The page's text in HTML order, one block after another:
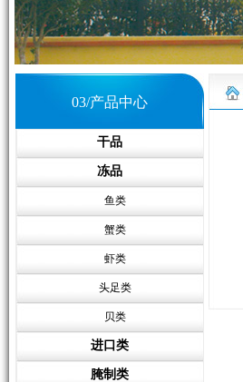
03/产品中心
干品
冻品
鱼类
蟹类
虾类
头足类
贝类
进口类
腌制类